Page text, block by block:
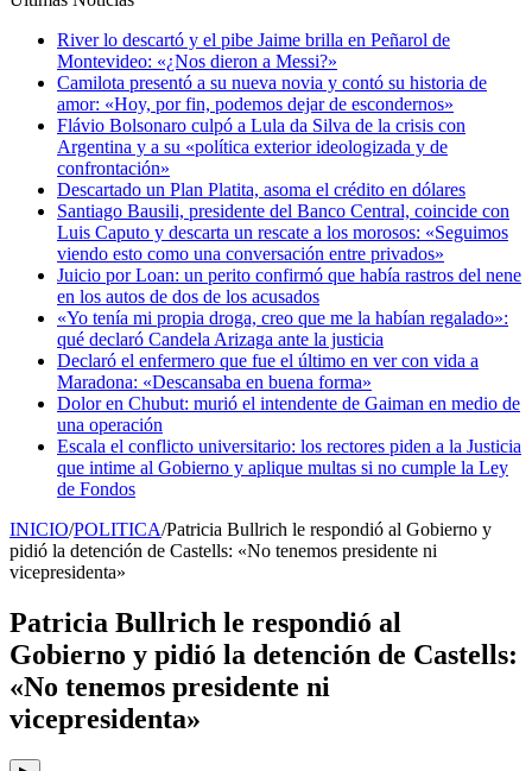
River lo descartó y el pibe Jaime brilla en Peñarol de
Montevideo: «¿Nos dieron a Messi?»
Camilota presentó a su nueva novia y contó su historia de
amor: «Hoy, por fin, podemos dejar de escondernos»
Flávio Bolsonaro culpó a Lula da Silva de la crisis con
Argentina y a su «política exterior ideologizada y de
confrontación»
Descartado un Plan Platita, asoma el crédito en dólares
Santiago Bausili, presidente del Banco Central, coincide con
Luis Caputo y descarta un rescate a los morosos: «Seguimos
viendo esto como una conversación entre privados»
Juicio por Loan: un perito confirmó que había rastros del nene
en los autos de dos de los acusados
«Yo tenía mi propia droga, creo que me la habían regalado»:
qué declaró Candela Arizaga ante la justicia
Declaró el enfermero que fue el último en ver con vida a
Maradona: «Descansaba en buena forma»
Dolor en Chubut: murió el intendente de Gaiman en medio de
una operación
Escala el conflicto universitario: los rectores piden a la Justicia
que intime al Gobierno y aplique multas si no cumple la Ley
de Fondos
INICIO/POLITICA/Patricia Bullrich le respondió al Gobierno y
pidió la detención de Castells: «No tenemos presidente ni
vicepresidenta»
Patricia Bullrich le respondió al
Gobierno y pidió la detención de Castells:
«No tenemos presidente ni
vicepresidenta»